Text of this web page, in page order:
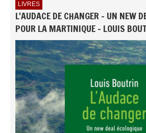
LIVRES
L'AUDACE DE CHANGER - UN NEW
POUR LA MARTINIQUE - LOUIS